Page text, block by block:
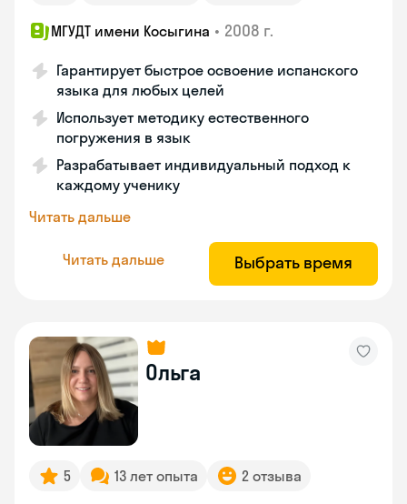
МГУДТ имени Косыгина • 2008 г.
Гарантирует быстрое освоение испанского
языка для любых целей
Использует методику естественного
погружения в язык
Разрабатывает индивидуальный подход к
каждому ученику
Читать дальше
Читать дальше Выбрать время
Ольга
5 13 лет опыта 2 отзыва